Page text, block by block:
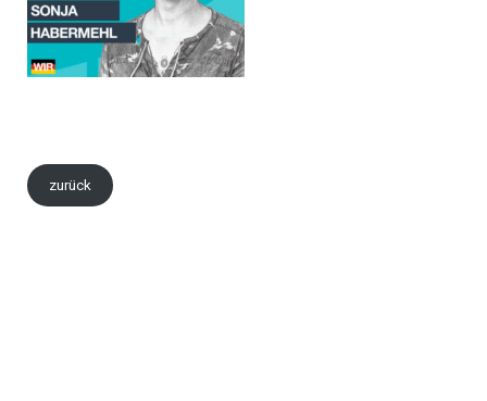
zurück